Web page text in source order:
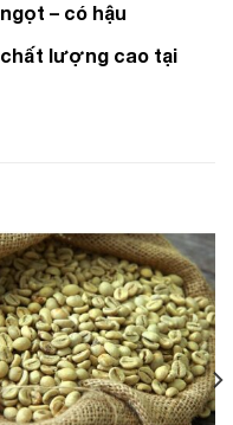
– có hậu
lượng cao tại